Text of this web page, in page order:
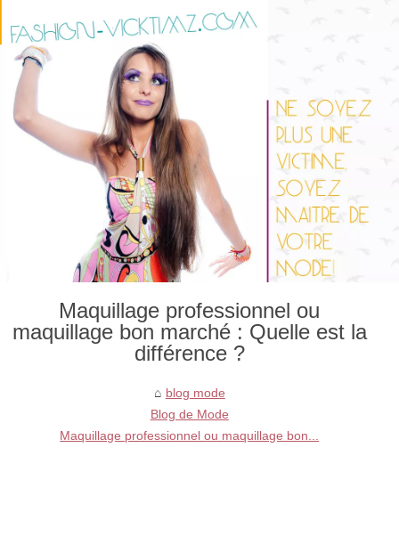
Maquillage professionnel ou
maquillage bon marché : Quelle est la
différence ?
blog mode
Blog de Mode
Maquillage professionnel ou maquillage bon...